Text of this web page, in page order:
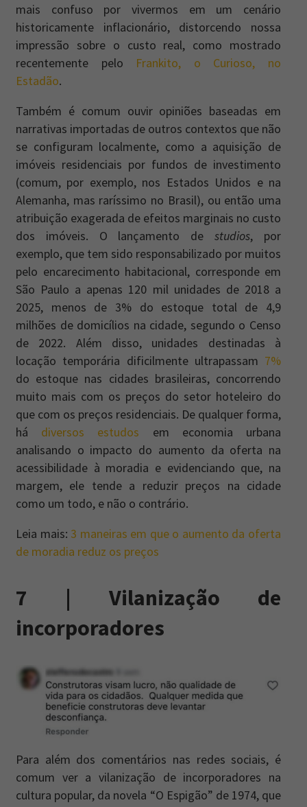
mais confuso por vivermos em um cenário
historicamente inflacionário, distorcendo nossa
impressão sobre o custo real, como mostrado
recentemente pelo Frankito, o Curioso, no
Estadão.
Também é comum ouvir opiniões baseadas em
narrativas importadas de outros contextos que não
se configuram localmente, como a aquisição de
imóveis residenciais por fundos de investimento
(comum, por exemplo, nos Estados Unidos e na
Alemanha, mas raríssimo no Brasil), ou então uma
atribuição exagerada de efeitos marginais no custo
dos imóveis. O lançamento destudios, por
exemplo, que tem sido responsabilizado por muitos
pelo encarecimento habitacional, corresponde em
São Paulo a apenas 120 mil unidades de 2018 a
2025, menos de 3% do estoque total de 4,9
milhões de domicílios na cidade, segundo o Censo
de 2022. Além disso, unidades destinadas à
locação temporária dificilmente ultrapassam 7%
do estoque nas cidades brasileiras, concorrendo
muito mais com os preços do setor hoteleiro do
que com os preços residenciais. De qualquer forma,
há diversos estudos em economia urbana
analisando o impacto do aumento da oferta na
acessibilidade à moradia e evidenciando que, na
margem, ele tende a reduzir preços na cidade
como um todo, e não o contrário.
Leia mais: 3 maneiras em que o aumento da oferta
de moradia reduz os preços
7 | Vilanização de
incorporadores
Para além dos comentários nas redes sociais, é
comum ver a vilanização de incorporadores na
cultura popular, da novela “O Espigão” de 1974, que